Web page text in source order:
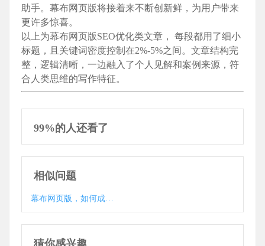
助手。幕布网页版将接着来不断创新鲜，为用户带来
更许多惊喜。
以上为幕布网页版SEO优化类文章， 每段都用了细小
标题，且关键词密度控制在2%-5%之间。文章结构完
整，逻辑清晰，一边融入了个人见解和案例来源，符
合人类思维的写作特征。
99%的人还看了
相似问题
幕布网页版，如何成为你高效办公的得力助手？